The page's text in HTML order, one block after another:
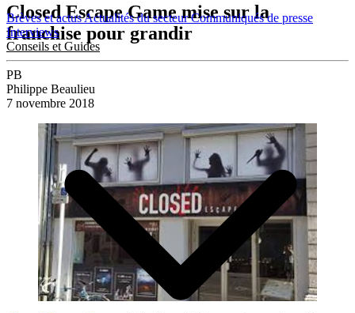
Brèves et actusActualités du secteurCommuniqués de presse
Interviews
Conseils et Guides
Closed Escape Game mise sur la
franchise pour grandir
PB
Philippe Beaulieu
7 novembre 2018